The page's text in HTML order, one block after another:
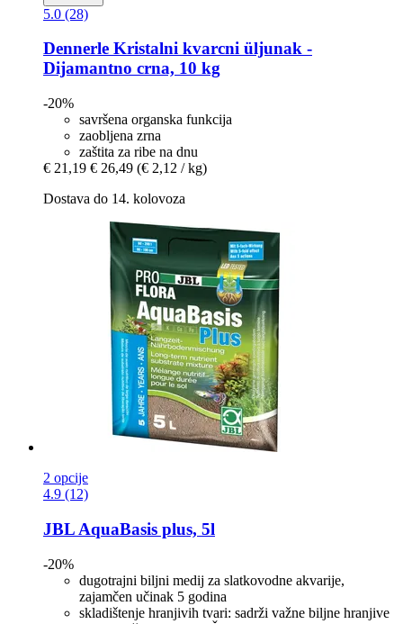
5.0 (28)
Dennerle Kristalni kvarcni üljunak -​
Dijamantno crna, 10 kg
-20%
savršena organska funkcija
zaobljena zrna
zaštita za ribe na dnu
€ 21,19 € 26,49 (€ 2,12 / kg)
Dostava do 14. kolovoza
2 opcije
4.9 (12)
JBL AquaBasis plus, 5l
-20%
dugotrajni biljni medij za slatkovodne akvarije,
zajamčen učinak 5 godina
skladištenje hranjivih tvari: sadrži važne biljne hranjive